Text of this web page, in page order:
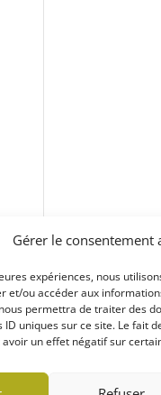
Gérer le consentement
expériences, nous
et/ou accéder aux
permettra de traiter des
ID uniques sur ce site. Le fait
un effet négatif sur